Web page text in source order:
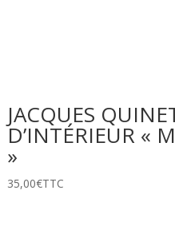
JACQUES
D’INTÉRIEUR «
»
35,00€TTC